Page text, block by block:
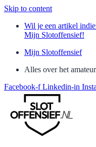
Skip to content
Wil je een artikel
Mijn Slotoffensief!
Mijn Slotoffensief
Alles over het
Facebook-f Linkedin-in